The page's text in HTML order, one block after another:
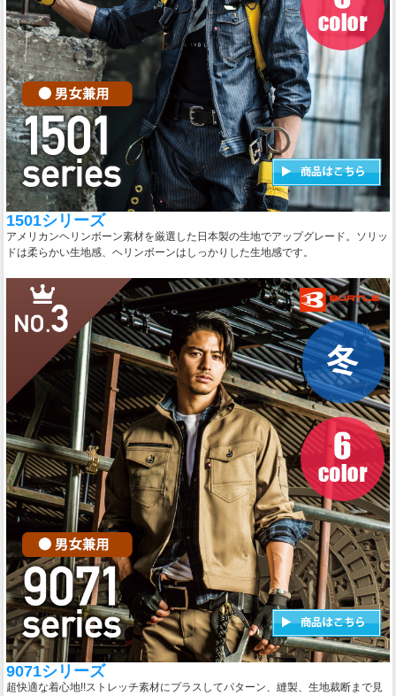
1501シリーズ
アメリカンヘリンボーン素材を厳選した日本製の生地でアップグレード。ソリッ
ドは柔らかい生地感、ヘリンボーンはしっかりした生地感です。
9071シリーズ
超快適な着心地!!ストレッチ素材にプラスしてパターン、縫製、生地裁断まで見